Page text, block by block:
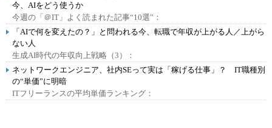
今、AIをどう使うか
今週の「＠IT」よく読まれた記事“10選”：
「AIで何を変えたの？」と問われる今、転職で年収が上がる人／上がら
ない人
生成AI時代の年収向上戦略（3）：
ネットワークエンジニア、社内SEって実は「稼げる仕事」？ IT職種別
の“単価”に明暗
ITフリーランスの平均単価ランキング：